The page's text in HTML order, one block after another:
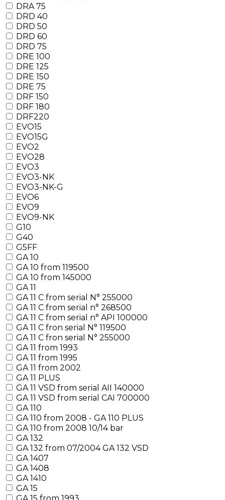
DRA 75
DRD 40
DRD 50
DRD 60
DRD 75
DRE 100
DRE 125
DRE 150
DRE 75
DRF 150
DRF 180
DRF220
EVO15
EVO15G
EVO2
EVO28
EVO3
EVO3-NK
EVO3-NK-G
EVO6
EVO9
EVO9-NK
G10
G40
G5FF
GA 10
GA 10 from 119500
GA 10 from 145000
GA 11
GA 11 C from serial N° 255000
GA 11 C from serial n° 268500
GA 11 C from serial n° API 100000
GA 11 C fron serial N° 119500
GA 11 C fron serial N° 255000
GA 11 from 1993
GA 11 from 1995
GA 11 from 2002
GA 11 PLUS
GA 11 VSD from serial AII 140000
GA 11 VSD from serial CAI 700000
GA 110
GA 110 from 2008 - GA 110 PLUS
GA 110 from 2008 10/14 bar
GA 132
GA 132 from 07/2004 GA 132 VSD
GA 1407
GA 1408
GA 1410
GA 15